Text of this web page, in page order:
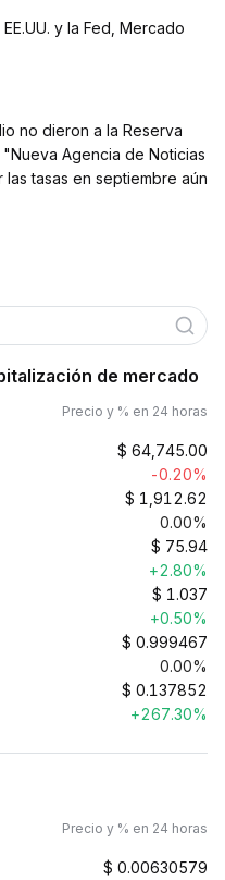
y la Fed, Mercado
no dieron a la Reserva
Agencia de Noticias
tasas en septiembre aún
de mercado
Precio y % en 24 horas
$ 64,745.00
-0.20%
$ 1,912.62
0.00%
$ 75.94
+2.80%
$ 1.037
+0.50%
$ 0.999467
0.00%
$ 0.137852
+267.30%
Precio y % en 24 horas
$ 0.00630579